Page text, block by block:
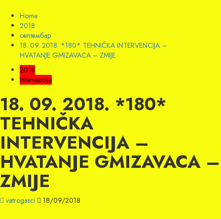
Home
2018
септембар
18. 09. 2018. *180* TEHNIČKA INTERVENCIJA –
HVATANJE GMIZAVACA – ZMIJE
2018
Intervencije
18. 09. 2018. *180*
TEHNIČKA
INTERVENCIJA –
HVATANJE GMIZAVACA –
ZMIJE
vatrogasci 18/09/2018